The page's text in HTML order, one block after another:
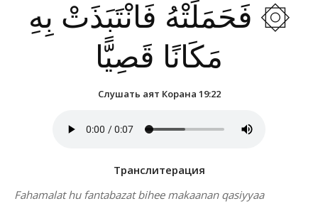
۞ فَحَمَلَتْهُ فَانْتَبَذَتْ بِهِ
مَكَانًا قَصِيًّا
Слушать аят Корана 19:22
Транслитерация
Fahamalat hu fantabazat bihee makaanan qasiyyaa